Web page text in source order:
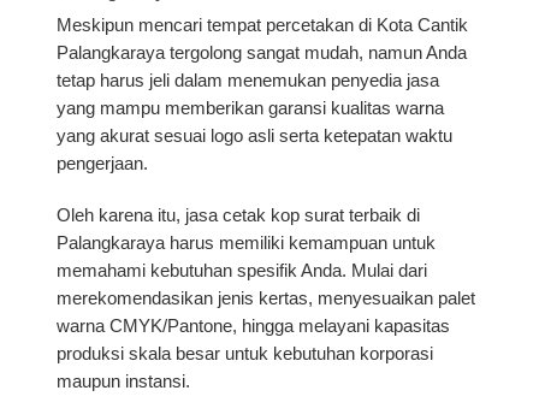
Meskipun mencari tempat percetakan di Kota Cantik
Palangkaraya tergolong sangat mudah, namun Anda
tetap harus jeli dalam menemukan penyedia jasa
yang mampu memberikan garansi kualitas warna
yang akurat sesuai logo asli serta ketepatan waktu
pengerjaan.
Oleh karena itu, jasa cetak kop surat terbaik di
Palangkaraya harus memiliki kemampuan untuk
memahami kebutuhan spesifik Anda. Mulai dari
merekomendasikan jenis kertas, menyesuaikan palet
warna CMYK/Pantone, hingga melayani kapasitas
produksi skala besar untuk kebutuhan korporasi
maupun instansi.